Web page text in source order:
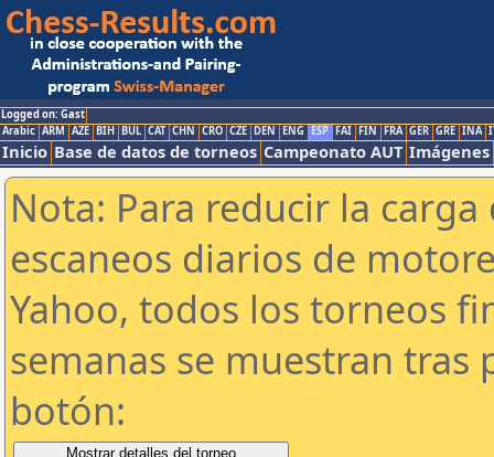
Logged on: Gast
Arabic ARM AZE BIH BUL CAT CHN CRO CZE DEN ENG ESP FAI FIN FRA GER GRE INA
Inicio Base de datos de torneos Campeonato AUT Imágenes
Nota: Para reducir la
escaneos diarios de
Yahoo, todos los torneos
semanas se muestran tras
botón: